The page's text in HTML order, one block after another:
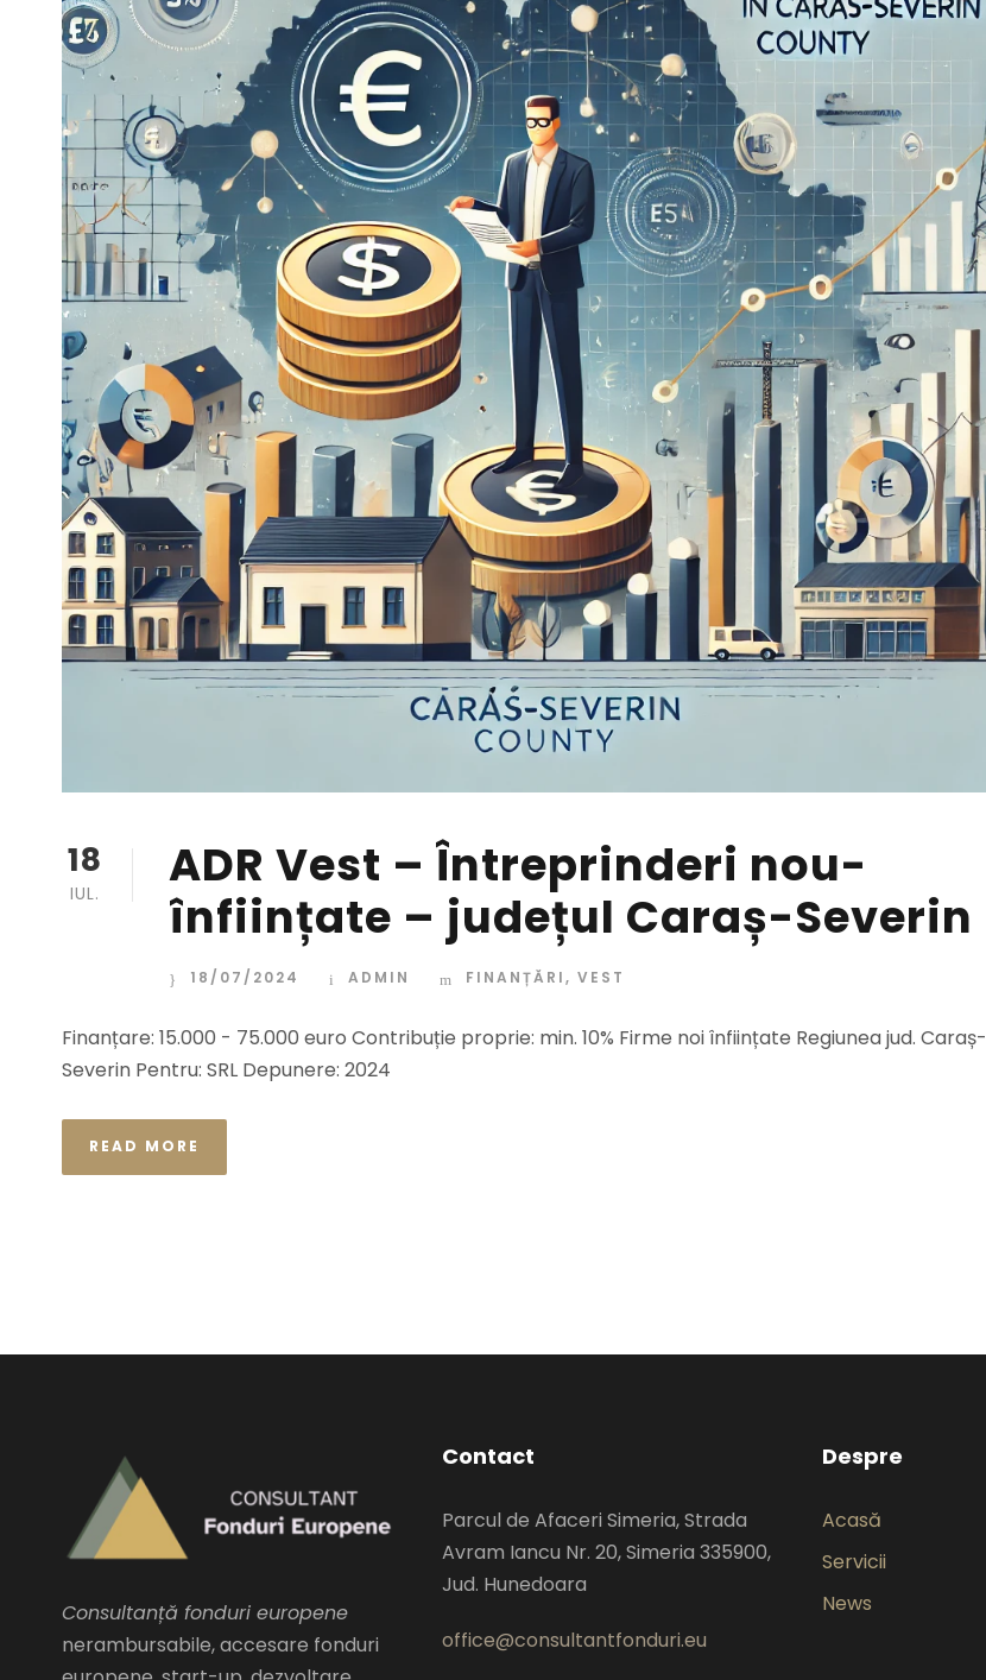
18
IUL.
ADR Vest – Întreprinderi nou-
înființate – județul Caraș-Severin
18/07/2024 ADMIN FINANȚĂRI, VEST
Finanțare: 15.000 - 75.000 euro Contribuție proprie: min. 10% Firme noi înființate Regiunea jud. Caraș-
Severin Pentru: SRL Depunere: 2024
READ MORE
Consultanță fonduri europene
nerambursabile, accesare fonduri
Contact
Parcul de Afaceri Simeria, Strada
Avram Iancu Nr. 20, Simeria 335900,
Jud. Hunedoara
office@consultantfonduri.eu
Despre
Acasă
Servicii
News